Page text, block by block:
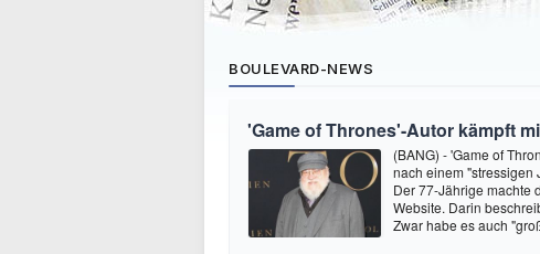
BOULEVARD-NEWS
'Game of Thrones'-Autor kämpft
(BANG) - 'Game of
nach einem "stressigen
Der 77-Jährige machte
Website. Darin
Zwar habe es auch